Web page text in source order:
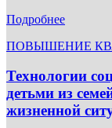
Подробнее
ПОВЫШЕНИЕ
Технологии
детьми из
жизненной